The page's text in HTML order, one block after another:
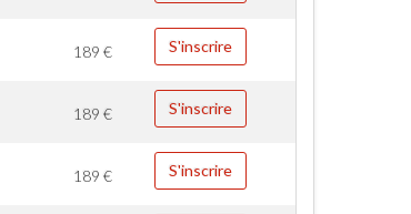
189€ S'inscrire
189€ S'inscrire
189€ S'inscrire